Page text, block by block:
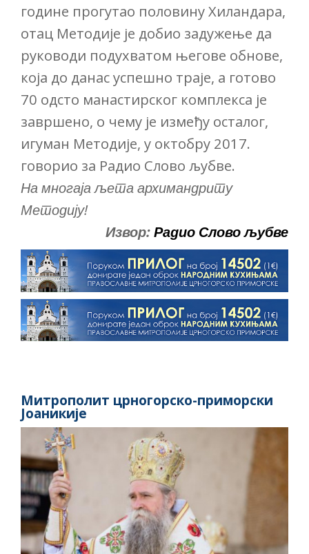
године прогутао половину Хиландара,
отац Методије је добио задужење да
руководи подухватом његове обнове,
која до данас успешно траје, а готово
70 одсто манастирског комплекса је
завршено, о чему је између осталог,
игуман Методије, у октобру 2017.
говорио за Радио Слово љубве.
На многаја љета архимандриту
Методију!
Извор:Радио Слово љубве
Митрополит црногорско-приморски
Јоаникије